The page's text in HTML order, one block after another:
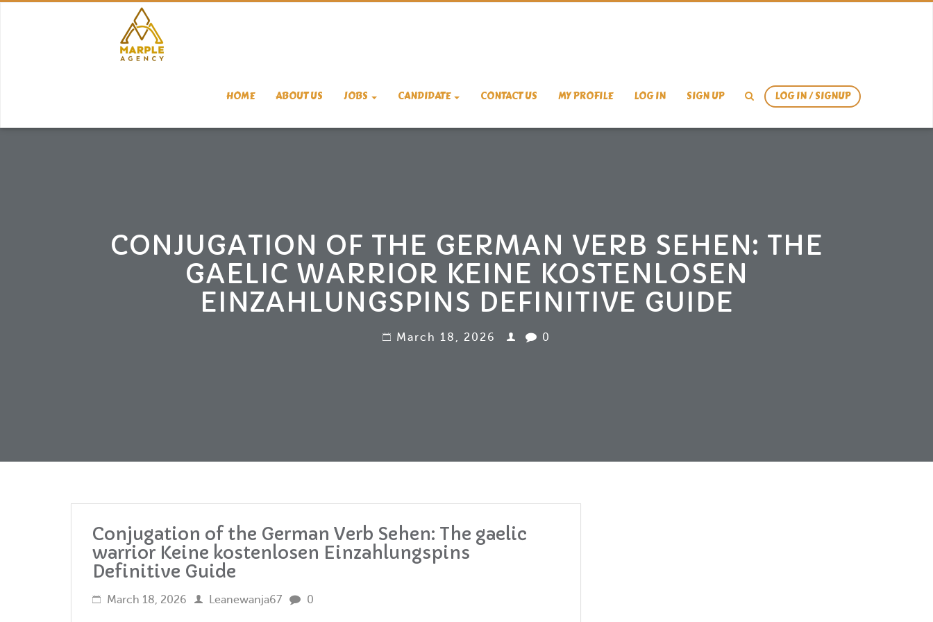
HOME ABOUT US JOBS CANDIDATE CONTACT US MY PROFILE LOG IN SIGN UP LOG IN / SIGNUP
CONJUGATION OF THE GERMAN VERB SEHEN: THE
GAELIC WARRIOR KEINE KOSTENLOSEN
EINZAHLUNGSPINS DEFINITIVE GUIDE
March 18, 2026 0
Conjugation of the German Verb Sehen: The gaelic
warrior Keine kostenlosen Einzahlungspins
Definitive Guide
March 18, 2026 Leanewanja67 0